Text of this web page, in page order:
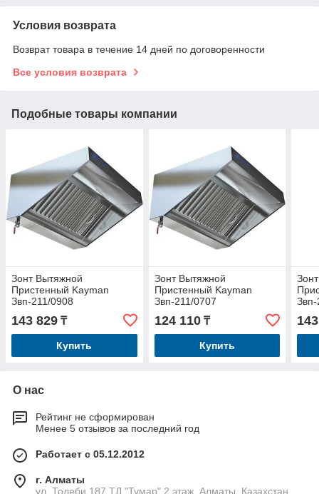
Условия возврата
Возврат товара в течение 14 дней по договоренности
Все условия возврата
Подобные товары компании
Зонт Вытяжной
Пристенный Kayman
Звп-211/0908
143 829 ₸
Купить
Зонт Вытяжной
Пристенный Kayman
Звп-211/0707
124 110₸
Купить
О нас
Рейтинг не сформирован
Менее 5 отзывов за последний год
Работает с 05.12.2012
г. Алматы
ул. Толеби 187 ТД "Тумар" 2 этаж, Алматы, Казахстан